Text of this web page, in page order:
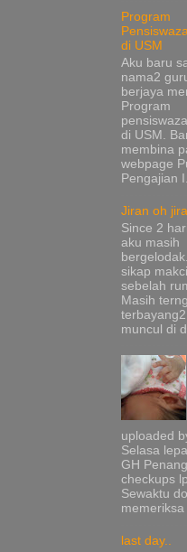
Program
di USM
Aku baru
nama2
berjaya
Program
di USM.
membina
webpage
Pengajian
Jiran oh
Since 2
aku masih
sikap
sebelah
Masih
muncul di
uploaded
Selasa
GH
checkups
Sewaktu
last day..